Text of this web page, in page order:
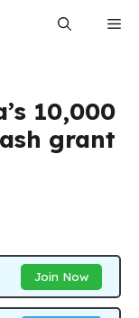
₹10,000
grant
Join Now